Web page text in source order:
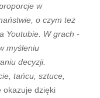
w
o czym też
Youtubie. W grach -
myśleniu
decyzji.
tańcu, sztuce,
okazuje dzięki